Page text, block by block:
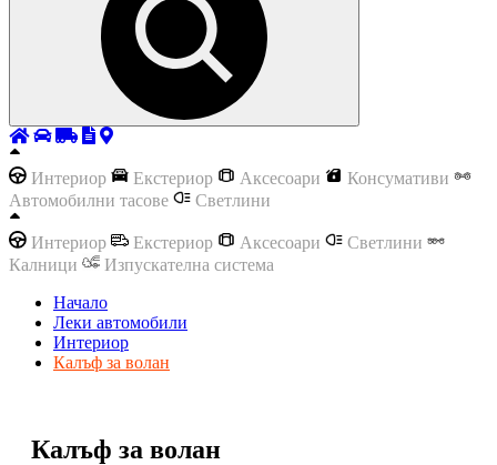
Интериор Екстериор Аксесоари
Консумативи
Автомобилни тасове
Светлини
Интериор Екстериор Аксесоари
Светлини
Калници
Изпускателна система
Начало
Леки автомобили
Интериор
Калъф за волан
Калъф за волан